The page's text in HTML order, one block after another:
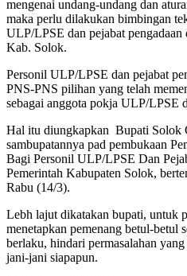
mengenai undang-undang dan
maka perlu dilakukan bimbingan
ULP/LPSE dan pejabat
Kab. Solok.
Personil ULP/LPSE dan pejabat
PNS-PNS pilihan yang telah
sebagai anggota pokja ULP/LPSE
Hal itu diungkapkan Bupati Solok
sambupatannya pad pembukaan
Bagi Personil ULP/LPSE Dan
Pemerintah Kabupaten Solok,
Rabu (14/3).
Lebh lajut dikatakan bupati, untuk
menetapkan pemenang betul-betul
berlaku, hindari permasalahan
jani-jani siapapun.